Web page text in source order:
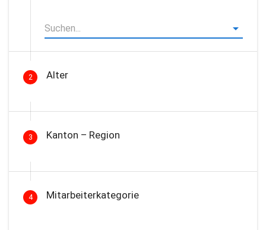
2 Alter
3 Kanton – Region
4 Mitarbeiterkategorie